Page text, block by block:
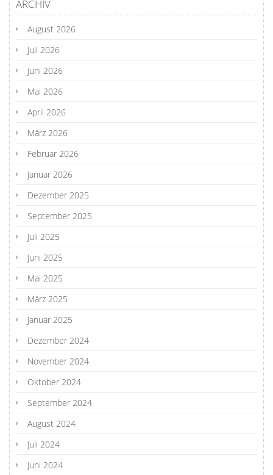
ARCHIV
August 2026
Juli 2026
Juni 2026
Mai 2026
April 2026
März 2026
Februar 2026
Januar 2026
Dezember 2025
September 2025
Juli 2025
Juni 2025
Mai 2025
März 2025
Januar 2025
Dezember 2024
November 2024
Oktober 2024
September 2024
August 2024
Juli 2024
Juni 2024